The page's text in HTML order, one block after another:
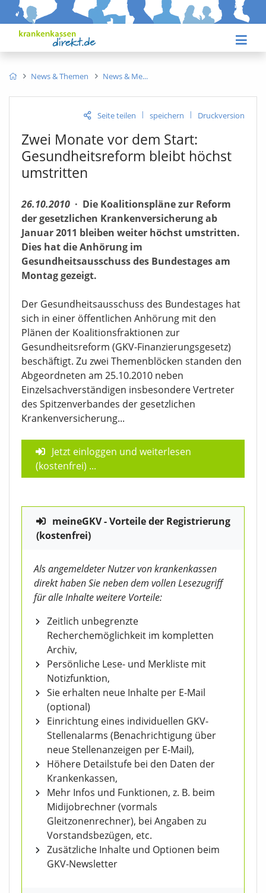
News & Themen News & Me
Seite teilen | speichern | Druckversion
Zwei Monate vor dem Start:
Gesundheitsreform bleibt höchst
umstritten
26.10.2010 · Die Koalitionspläne zur Reform
der gesetzlichen Krankenversicherung ab
Januar 2011 bleiben weiter höchst umstritten.
Dies hat die Anhörung im
Gesundheitsausschuss des Bundestages am
Montag gezeigt.
Der Gesundheitsausschuss des Bundestages hat
sich in einer öffentlichen Anhörung mit den
Plänen der Koalitionsfraktionen zur
Gesundheitsreform (GKV-Finanzierungsgesetz)
beschäftigt. Zu zwei Themenblöcken standen den
Abgeordneten am 25.10.2010 neben
Einzelsachverständigen insbesondere Vertreter
des Spitzenverbandes der gesetzlichen
Krankenversicherung...
Jetzt einloggen und weiterlesen
(kostenfrei) ...
meineGKV - Vorteile der Registrierung
(kostenfrei)
Als angemeldeter Nutzer von krankenkassen
direkt haben Sie neben dem vollen Lesezugriff
für alle Inhalte weitere Vorteile:
Zeitlich unbegrenzte
Recherchemöglichkeit im kompletten
Archiv,
Persönliche Lese- und Merkliste mit
Notizfunktion,
Sie erhalten neue Inhalte per E-Mail
(optional)
Einrichtung eines individuellen GKV-
Stellenalarms (Benachrichtigung über
neue Stellenanzeigen per E-Mail),
Höhere Detailstufe bei den Daten der
Krankenkassen,
Mehr Infos und Funktionen, z. B. beim
Midijobrechner (vormals
Gleitzonenrechner), bei Angaben zu
Vorstandsbezügen, etc.
Zusätzliche Inhalte und Optionen beim
GKV-Newsletter